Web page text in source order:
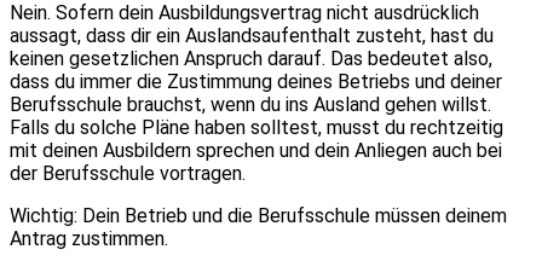
Nein. Sofern dein Ausbildungsvertrag nicht ausdrücklich
aussagt, dass dir ein Auslandsaufenthalt zusteht, hast du
keinen gesetzlichen Anspruch darauf. Das bedeutet also,
dass du immer die Zustimmung deines Betriebs und deiner
Berufsschule brauchst, wenn du ins Ausland gehen willst.
Falls du solche Pläne haben solltest, musst du rechtzeitig
mit deinen Ausbildern sprechen und dein Anliegen auch bei
der Berufsschule vortragen.
Wichtig: Dein Betrieb und die Berufsschule müssen deinem
Antrag zustimmen.